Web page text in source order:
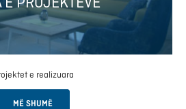
e realizuara
MË SHUMË